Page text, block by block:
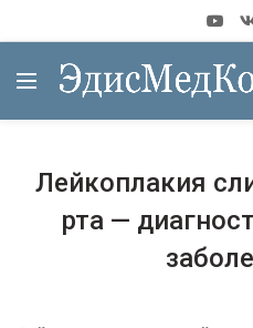
Лейкоплакия
рта —